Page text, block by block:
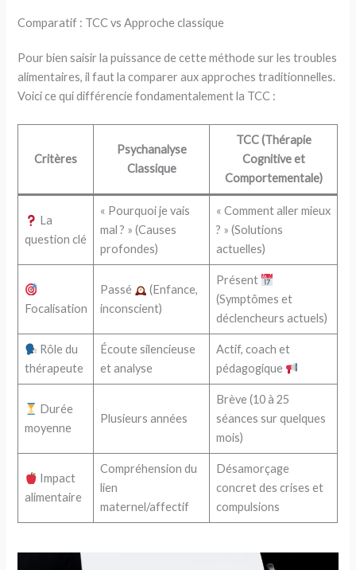
Comparatif : TCC vs Approche classique
Pour bien saisir la puissance de cette méthode sur les troubles
alimentaires, il faut la comparer aux approches traditionnelles.
Voici ce qui différencie fondamentalement la TCC :
Critères
Psychanalyse
Classique
TCC (Thérapie
Cognitive et
Comportementale)
La
question clé
« Pourquoi je vais
mal ? » (Causes
profondes)
« Comment aller mieux
? » (Solutions
actuelles)
Focalisation
Passé
(Enfance,
inconscient)
Présent
(Symptômes et
déclencheurs actuels)
Rôle du
thérapeute
Écoute silencieuse
et analyse
Actif, coach et
pédagogique
Durée
moyenne
Plusieurs années
Brève (10 à 25
séances sur quelques
mois)
Impact
alimentaire
Compréhension du
lien
maternel/affectif
Désamorçage
concret des crises et
compulsions